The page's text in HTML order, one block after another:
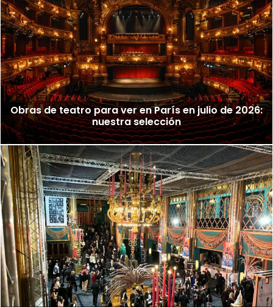
Obras de teatro para ver en París en julio de 2026:
nuestra selección